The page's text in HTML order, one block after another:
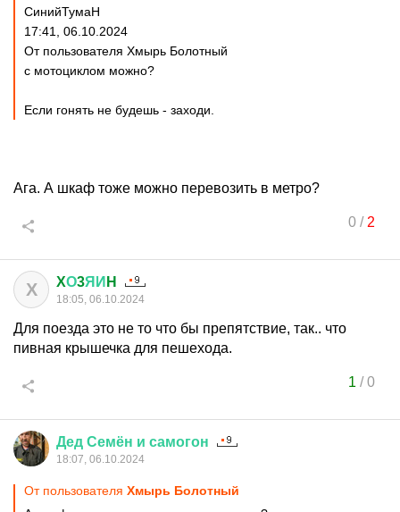
СинийТумаН
17:41, 06.10.2024
От пользователя Хмырь Болотный
с мотоциклом можно?
Если гонять не будешь - заходи.
Ага. А шкаф тоже можно перевозить в метро?
0/ 2
X XО3ЯИ H
18:05, 06.10.2024
Для поезда это не то что бы препятствие, так.. что
пивная крышечка для пешехода.
1 /0
Дед Семён и самогон
18:07, 06.10.2024
От пользователя Хмырь Болотный